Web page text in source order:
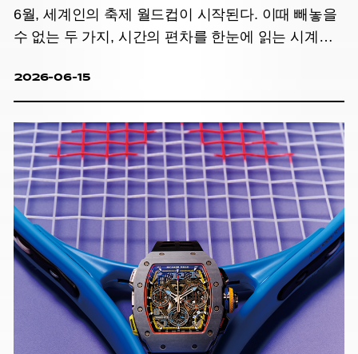
6월, 세계인의 축제 월드컵이 시작된다. 이때 빼놓을
수 없는 두 가지, 시간의 편차를 한눈에 읽는 시계와
2026-06-15